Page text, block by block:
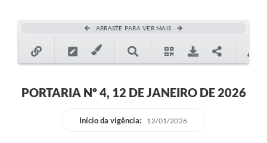
Contato
Contas Públicas
ARRASTE PARA VER MAIS
PORTARIA Nº 4, 12 DE JANEIRO DE 2026
Início da vigência: 12/01/2026